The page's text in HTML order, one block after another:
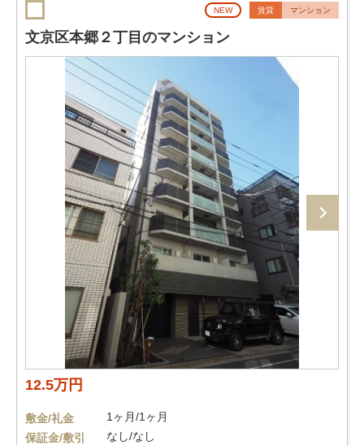
NEW 賃貸 マンション
文京区本郷２丁目のマンション
12.5万円
敷金/礼金
1ヶ月/1ヶ月
保証金/敷引
なし/なし